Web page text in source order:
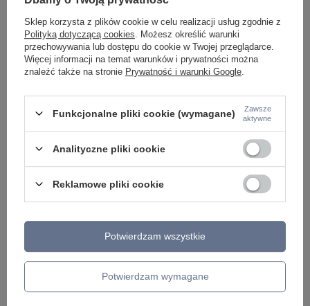
szybko i przygotujemy indywidualną ofertę
dopasowaną do Ciebie..
Model znajdziesz w kategoriach
Twoja ocena:
Sklep korzysta z plików cookie w celu realizacji usług zgodnie z
Polityką dotyczącą cookies . Możesz określić warunki
przechowywania lub dostępu do cookie w Twojej przeglądarce.
Więcej informacji na temat warunków i prywatności można
znaleźć także na stronie Prywatność i warunki Google
Funkcjonalne pliki cookie (wymagane)
Zawsze
aktywne
Analityczne pliki cookie
Reklamowe pliki cookie
Potwierdzam wymagane
Potwierdzam wszystkie